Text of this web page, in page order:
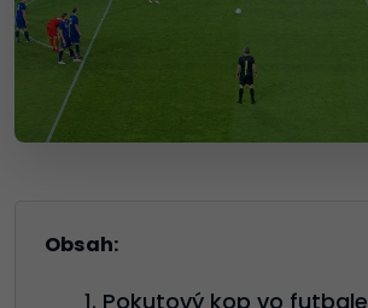
Obsah:
Pokutový kop vo futbale